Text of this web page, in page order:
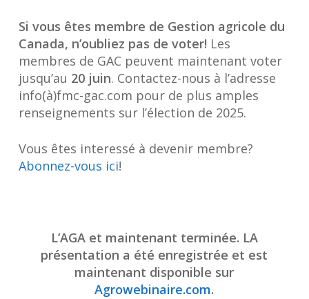
Si vous êtes membre de Gestion agricole du
Canada, n’oubliez pas de voter! Les
membres de GAC peuvent maintenant voter
jusqu’au 20 juin. Contactez-nous à l’adresse
info(à)fmc-gac.com pour de plus amples
renseignements sur l’élection de 2025.
Vous êtes interessé à devenir membre?
Abonnez-vous ici!
L’AGA et maintenant terminée. LA
présentation a été enregistrée et est
maintenant disponible sur
Agrowebinaire.com.